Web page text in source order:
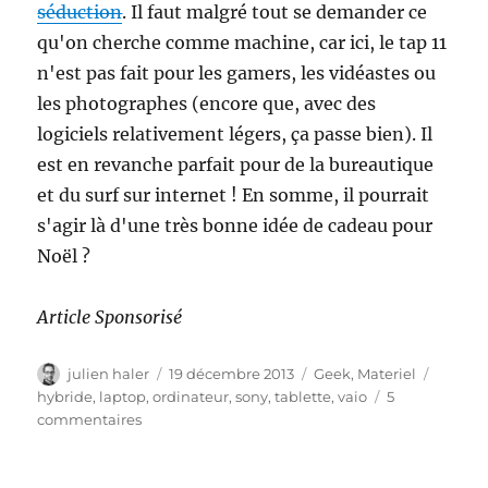
séduction. Il faut malgré tout se demander ce
qu'on cherche comme machine, car ici, le tap 11
n'est pas fait pour les gamers, les vidéastes ou
les photographes (encore que, avec des
logiciels relativement légers, ça passe bien). Il
est en revanche parfait pour de la bureautique
et du surf sur internet ! En somme, il pourrait
s'agir là d'une très bonne idée de cadeau pour
Noël ?
Article Sponsorisé
Auteur
julien haler
Publié
le
19 décembre 2013 Catégories
Geek, Materiel
hybride, laptop,ordinateur,sony,tablette,vaio
5
commentairessur